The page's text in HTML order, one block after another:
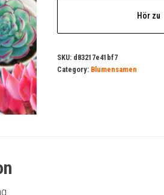
Hör zu
SKU: d83217e41bf7
Category: Blumensamen